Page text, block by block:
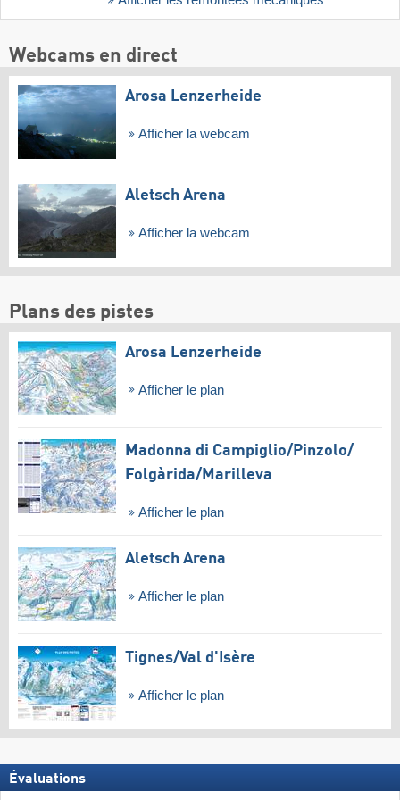
Webcams en direct
Arosa Lenzerheide
Afficher la webcam
Aletsch Arena
Afficher la webcam
Plans des pistes
Arosa Lenzerheide
Afficher le plan
Madonna di Campiglio/​Pinzolo/​
Folgàrida/​Marilleva
Afficher le plan
Aletsch Arena
Afficher le plan
Tignes/​Val d'Isère
Afficher le plan
Évaluations